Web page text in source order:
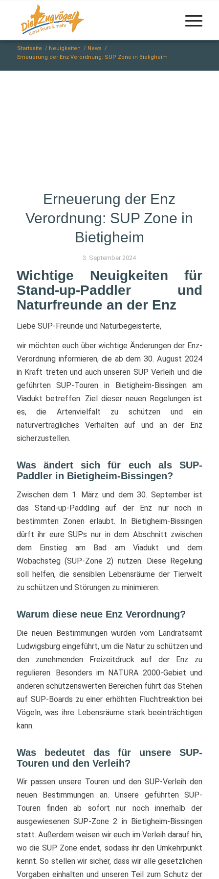
Startseite / Neuigkeiten / News /
Erneuerung der Enz Verordnung: SUP Zone in Bietigheim
Erneuerung der Enz
Verordnung: SUP Zone in
Bietigheim
3. September 2024
Wichtige Neuigkeiten für
Stand-up-Paddler und
Naturfreunde an der Enz
Liebe SUP-Freunde und Naturbegeisterte,
wir möchten euch über wichtige Änderungen der Enz-
Verordnung informieren, die ab dem 30. August 2024
in Kraft treten und auch unseren SUP Verleih und die
geführten SUP-Touren in Bietigheim-Bissingen am
Viadukt betreffen. Ziel dieser neuen Regelungen ist
es, die Artenvielfalt zu schützen und ein
naturverträgliches Verhalten auf und an der Enz
sicherzustellen.
Was ändert sich für euch als SUP-
Paddler in Bietigheim-Bissingen?
Zwischen dem 1. März und dem 30. September ist
das Stand-up-Paddling auf der Enz nur noch in
bestimmten Zonen erlaubt. In Bietigheim-Bissingen
dürft ihr eure SUPs nur in dem Abschnitt zwischen
dem Einstieg am Bad am Viadukt und dem
Wobachsteg (SUP-Zone 2) nutzen. Diese Regelung
soll helfen, die sensiblen Lebensräume der Tierwelt
zu schützen und Störungen zu minimieren.
Warum diese neue Enz Verordnung?
Die neuen Bestimmungen wurden vom Landratsamt
Ludwigsburg eingeführt, um die Natur zu schützen und
den zunehmenden Freizeitdruck auf der Enz zu
regulieren. Besonders im NATURA 2000-Gebiet und
anderen schützenswerten Bereichen führt das Stehen
auf SUP-Boards zu einer erhöhten Fluchtreaktion bei
Vögeln, was ihre Lebensräume stark beeinträchtigen
kann.
Was bedeutet das für unsere SUP-
Touren und den Verleih?
Wir passen unsere Touren und den SUP-Verleih den
neuen Bestimmungen an. Unsere geführten SUP-
Touren finden ab sofort nur noch innerhalb der
ausgewiesenen SUP-Zone 2 in Bietigheim-Bissingen
statt. Außerdem weisen wir euch im Verleih darauf hin,
wo die SUP Zone endet, sodass ihr den Umkehrpunkt
kennt. So stellen wir sicher, dass wir alle gesetzlichen
Vorgaben einhalten und unseren Teil zum Schutz der